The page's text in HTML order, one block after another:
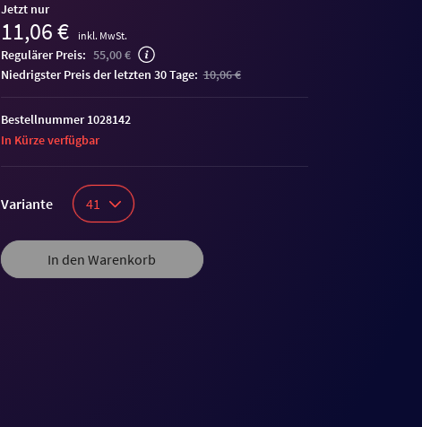
Jetzt nur
11,06 € inkl. MwSt.
Regulärer Preis: 55,00 €
niedrigster Preis der letzten 30 Tage: 10,06 €
Variante 41
In den Warenkorb
Bestellnummer 1028142
In Kürze verfügbar